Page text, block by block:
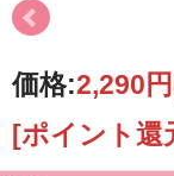
価格:2,290円
[ポイント